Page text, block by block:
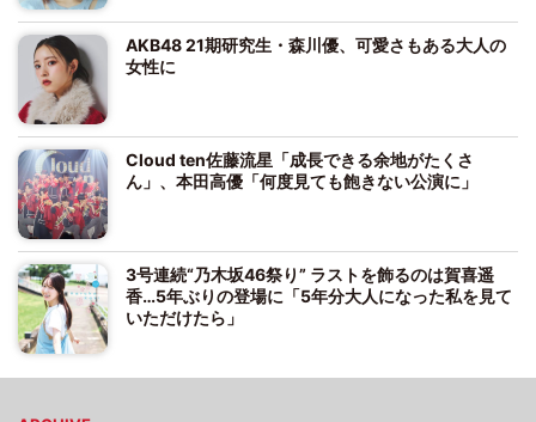
AKB48 21期研究生・森川優、可愛さもある大人の
女性に
Cloud ten佐藤流星「成長できる余地がたくさ
ん」、本田高優「何度見ても飽きない公演に」
3号連続“乃木坂46祭り” ラストを飾るのは賀喜遥
香…5年ぶりの登場に「5年分大人になった私を見て
いただけたら」